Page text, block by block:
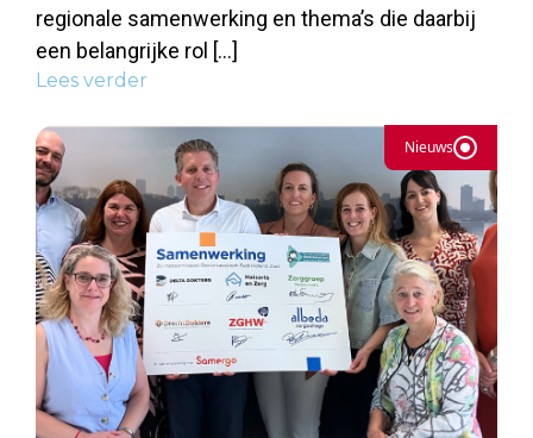
regionale samenwerking en thema’s die daarbij
een belangrijke rol […]
Lees verder
Nieuws